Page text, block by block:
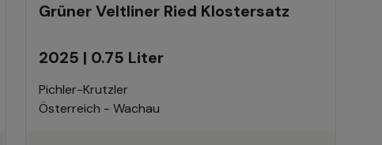
Grüner Veltliner Ried Klostersatz
2025 | 0.75 Liter
Pichler-Krutzler
Österreich - Wachau